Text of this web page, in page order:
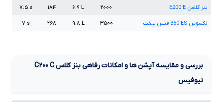
بنز کلاس E
E200 ۲۰۰۰ L ۶.۹ ۱۸۴ s ۷.۵
لکسوس ES
350 فیس لیفت ۳۵۰۰ L ۹.۸ ۲۶۸ s ۷
بررسی و مقایسه آپشن ها و امکانات رفاهی بنز کلاسCC۲۰۰
نیوفیس